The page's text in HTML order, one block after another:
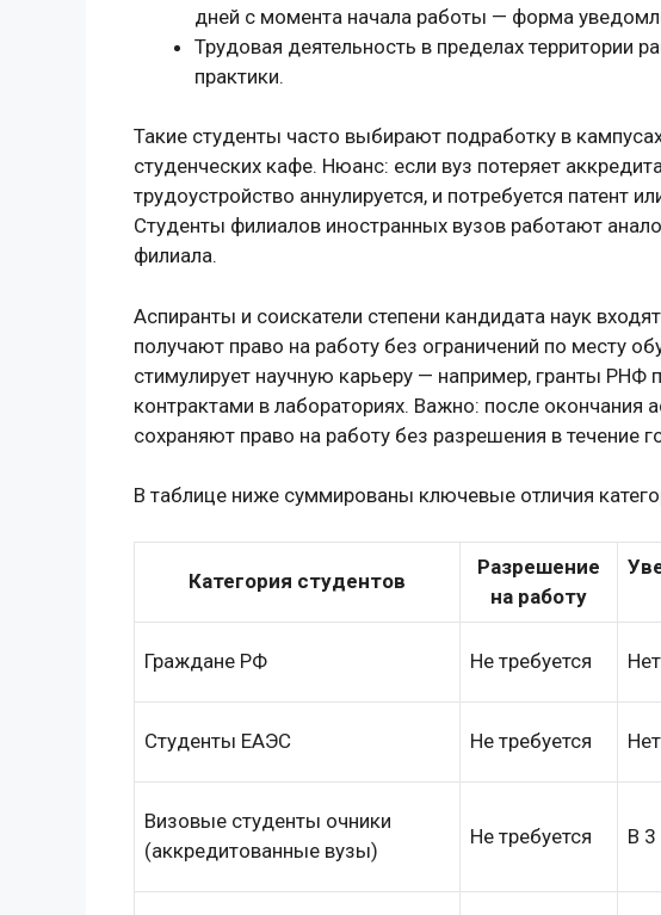
дней с момента начала работы — форма
Трудовая деятельность в пределах территории
практики.
Такие студенты часто выбирают подработку в
студенческих кафе. Нюанс: если вуз потеряет
трудоустройство аннулируется, и потребуется патент
Студенты филиалов иностранных вузов работают
филиала.
Аспиранты и соискатели степени кандидата наук
получают право на работу без ограничений по месту
стимулирует научную карьеру — например, гранты
контрактами в лабораториях. Важно: после окончания
сохраняют право на работу без разрешения в течение
В таблице ниже суммированы ключевые отличия
Категория студентов
Разрешение
на работу
Граждане РФ Не требуется Нет
Студенты ЕАЭС Не требуется Нет
Визовые студенты очники
(аккредитованные вузы)
Не требуется В 3